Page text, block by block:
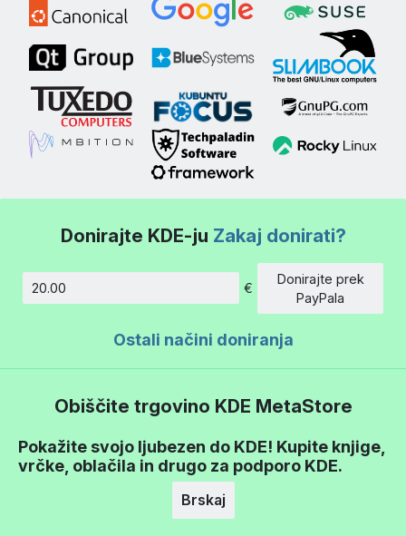
Donirajte KDE-ju Zakaj donirati?
Znesek
€
Donirajte prek
PayPala
Ostali načini doniranja
Obiščite trgovino KDE MetaStore
Pokažite svojo ljubezen do KDE! Kupite knjige,
vrčke, oblačila in drugo za podporo KDE.
Brskaj